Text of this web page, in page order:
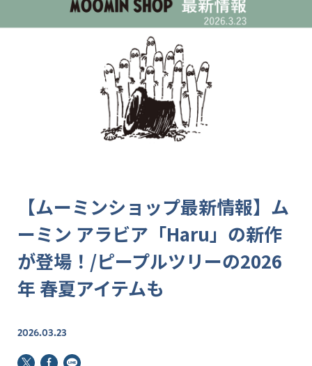
【ムーミンショップ最新情報】ム
ーミン アラビア「Haru」の新作
が登場！/ピープルツリーの2026
年 春夏アイテムも
2026.03.23